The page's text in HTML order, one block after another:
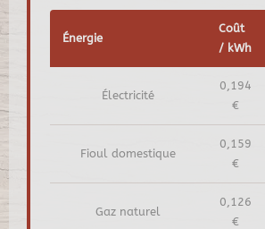
Énergie
Coût
/ kWh
Électricité
0,194
€
Fioul domestique
0,159
€
Gaz naturel
0,126
€